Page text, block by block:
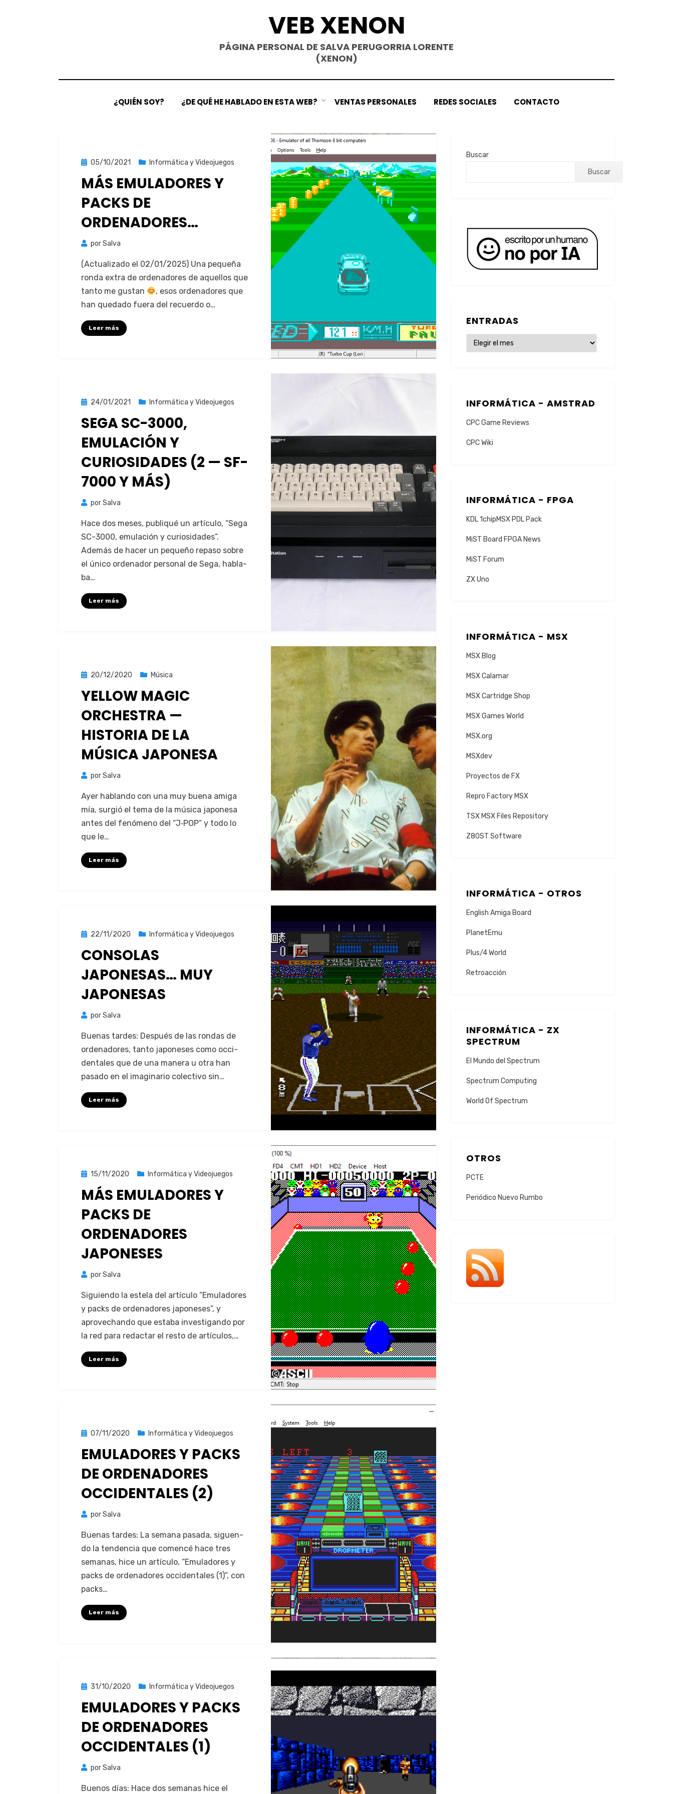
VEB XENON
PÁGINA PERSONAL DE SALVA PERUGORRIA LORENTE
(XENON)
¿QUIÉN SOY? ¿DE QUÉ HE HABLADO EN ESTA WEB? VENTAS PERSONALES REDES SOCIALES CONTACTO
Publicada
05/10/2021 Informática y Videojuegos
MÁS EMULADORES Y
PACKS DE
ORDENADORES…
porSalva
(Actu­al­iza­do el 02/01/2025) Una pequeña
ron­da extra de orde­nadores de aque­l­los que
tan­to me gus­tan
, esos orde­nadores que
han queda­do fuera del recuer­do o…
Leer más
Publicada
24/01/2021 Informática y Videojuegos
SEGA SC-3000,
EMULACIÓN Y
CURIOSIDADES (2 — SF-
7000 Y MÁS)
porSalva
Hace dos meses, publiqué un artícu­lo, “Sega
SC-3000, emu­lación y curiosi­dades”.
Además de hac­er un pequeño repa­so sobre
el úni­co orde­nador per­son­al de Sega, habla­
ba…
Leer más
Publicada
20/12/2020 Música
YELLOW MAGIC
ORCHESTRA —
HISTORIA DE LA
MÚSICA JAPONESA
porSalva
Ayer hablan­do con una muy bue­na ami­ga
mía, surgió el tema de la músi­ca japone­sa
antes del fenó­meno del “J‑POP” y todo lo
que le…
Leer más
Publicada
22/11/2020 Informática y Videojuegos
CONSOLAS
JAPONESAS… MUY
JAPONESAS
porSalva
Bue­nas tardes: Después de las ron­das de
orde­nadores, tan­to japone­ses como occi­
den­tales que de una man­era u otra han
pasa­do en el imag­i­nario colec­ti­vo sin…
Leer más
Publicada
15/11/2020 Informática y Videojuegos
MÁS EMULADORES Y
PACKS DE
ORDENADORES
JAPONESES
porSalva
Sigu­ien­do la estela del artícu­lo “Emu­ladores
y packs de orde­nadores japone­ses”, y
aprovechan­do que esta­ba inves­ti­gan­do por
la red para redac­tar el resto de artícu­los,…
Leer más
Publicada
07/11/2020 Informática y Videojuegos
EMULADORES Y PACKS
DE ORDENADORES
OCCIDENTALES (2)
porSalva
Bue­nas tardes: La sem­ana pasa­da, siguen­
do la ten­den­cia que comencé hace tres
sem­anas, hice un artícu­lo, “Emu­ladores y
packs de orde­nadores occi­den­tales (1)”, con
packs…
Leer más
Publicada
31/10/2020 Informática y Videojuegos
EMULADORES Y PACKS
DE ORDENADORES
OCCIDENTALES (1)
porSalva
Buenos días: Hace dos sem­anas hice el
Buscar
Buscar
ENTRADAS
ENTRADAS
INFORMÁTICA - AMSTRAD
CPC Game Reviews
CPC Wiki
INFORMÁTICA - FPGA
KDL 1chipMSX PDL Pack
MiST Board FPGA News
MiST Forum
ZX Uno
INFORMÁTICA - MSX
MSX Blog
MSX Calamar
MSX Cartridge Shop
MSX Games World
MSX.org
MSXdev
Proyectos de FX
Repro Factory MSX
TSX MSX Files Repository
Z80ST Software
INFORMÁTICA - OTROS
English Amiga Board
PlanetEmu
Plus/4 World
Retroacción
INFORMÁTICA - ZX
SPECTRUM
El Mundo del Spectrum
Spectrum Computing
World Of Spectrum
OTROS
PCTE
Periódico Nuevo Rumbo